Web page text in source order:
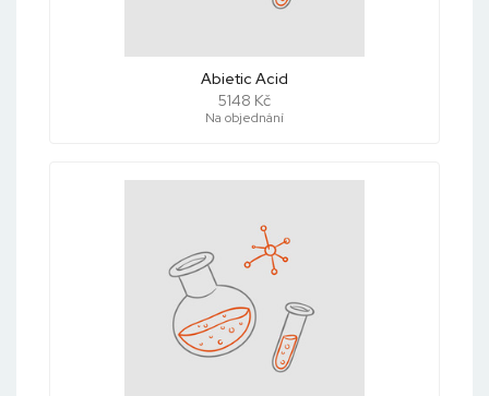
Abietic Acid
5148 Kč
Na objednání